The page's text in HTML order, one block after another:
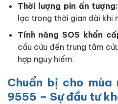
Thời lượng pin ấn tượng:
lạc trong thời gian dài khi
Tính năng SOS khẩn
cầu cứu đến trung tâm
hợp nguy hiểm.
Chuẩn bị cho mùa
9555 – Sự đầu tư